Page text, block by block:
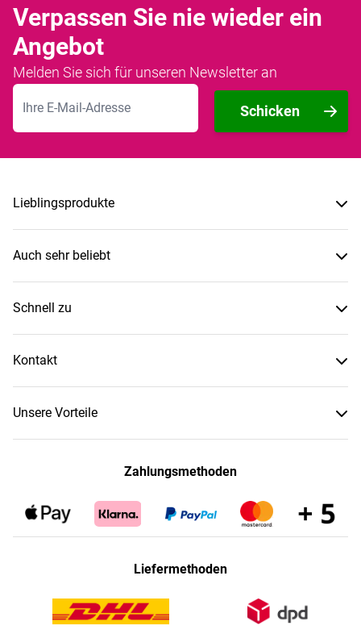
Verpassen Sie nie wieder ein
Angebot
Melden Sie sich für unseren Newsletter an
E-Mailadresse
Schicken
Lieblingsprodukte
Auch sehr beliebt
Schnell zu
Kontakt
Unsere Vorteile
Zahlungsmethoden
Liefermethoden